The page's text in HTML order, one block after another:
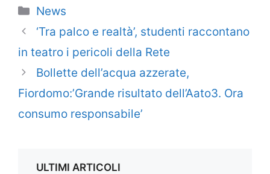
Categorie
News
‘Tra palco e realtà’, studenti raccontano
in teatro i pericoli della Rete
Bollette dell’acqua azzerate,
Fiordomo:’Grande risultato dell’Aato3. Ora
consumo responsabile’
ULTIMI ARTICOLI